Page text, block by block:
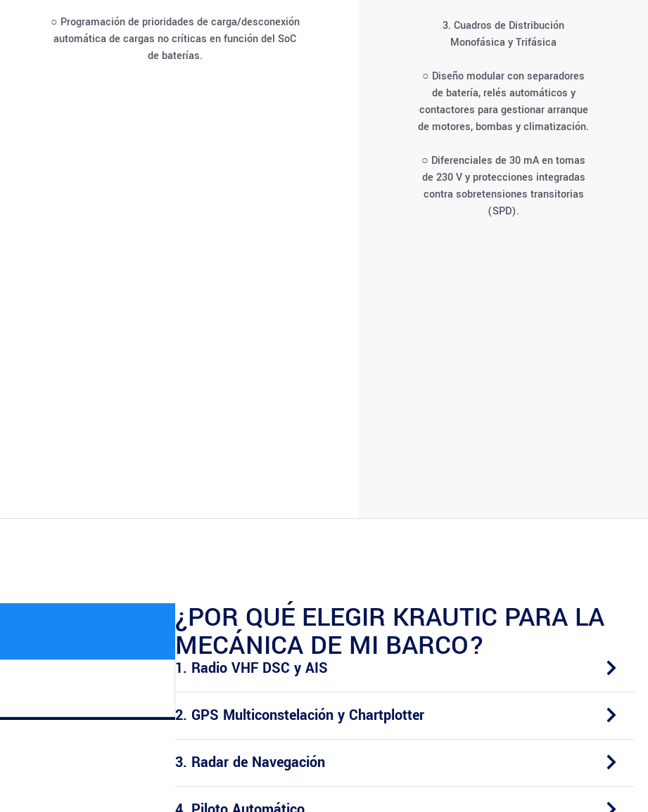
○ Programación de prioridades de carga/desconexión
automática de cargas no críticas en función del SoC
de baterías.
3. Cuadros de Distribución
Monofásica y Trifásica
○ Diseño modular con separadores
de batería, relés automáticos y
contactores para gestionar arranque
de motores, bombas y climatización.
○ Diferenciales de 30 mA en tomas
de 230 V y protecciones integradas
contra sobretensiones transitorias
(SPD).
¿POR QUÉ ELEGIR KRAUTIC PARA LA
MECÁNICA DE MI BARCO?
1. Radio VHF DSC y AIS
2. GPS Multiconstelación y Chartplotter
3. Radar de Navegación